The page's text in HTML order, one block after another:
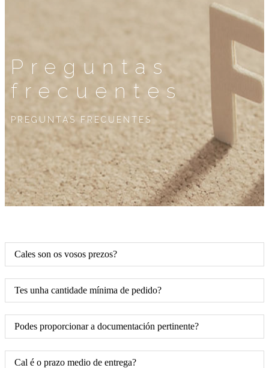
Preguntas
frecuentes
PREGUNTAS FRECUENTES
Cales son os vosos prezos?
Tes unha cantidade mínima de pedido?
Podes proporcionar a documentación pertinente?
Cal é o prazo medio de entrega?